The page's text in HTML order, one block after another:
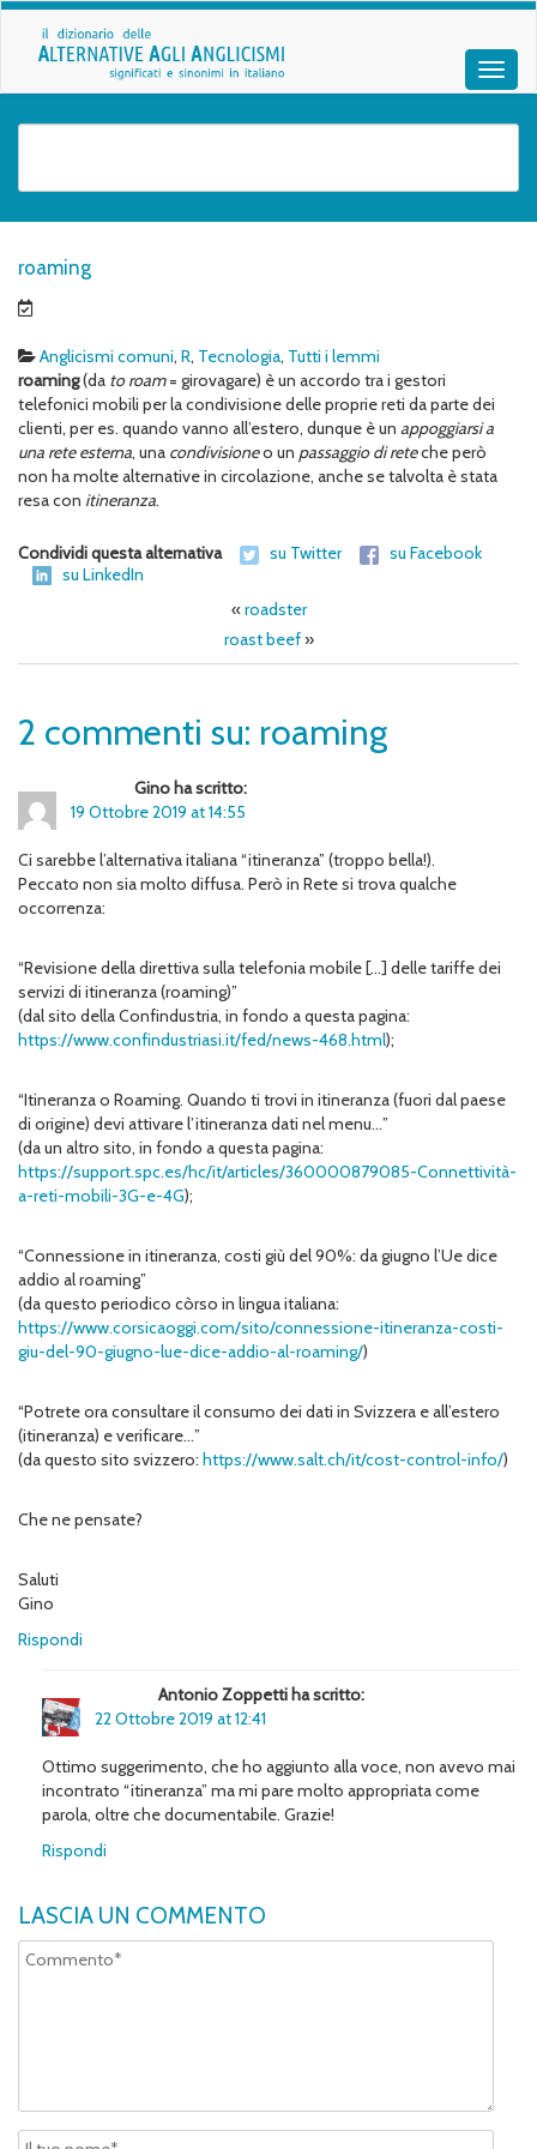
roaming
Anglicismi comuni, R, Tecnologia, Tutti i lemmi
roaming(da to roam= girovagare) è un accordo tra i gestori
telefonici mobili per la condivisione delle proprie reti da parte dei
clienti, per es. quando vanno all’estero, dunque è un appoggiarsi a
una rete esterna, una condivisioneo un passaggio di reteche però
non ha molte alternative in circolazione, anche se talvolta è stata
resa con itineranza.
Condividi questa alternativa su Twitter
su Facebook
su LinkedIn
«roadster
roast beef»
2 commenti su: roaming
Gino ha scritto:
19 Ottobre 2019 at 14:55
Ci sarebbe l’alternativa italiana “itineranza” (troppo bella!).
Peccato non sia molto diffusa. Però in Rete si trova qualche
occorrenza:
“Revisione della direttiva sulla telefonia mobile […] delle tariffe dei
servizi di itineranza (roaming)”
(dal sito della Confindustria, in fondo a questa pagina:
https://www.confindustriasi.it/fed/news-468.html);
“Itineranza o Roaming. Quando ti trovi in itineranza (fuori dal paese
di origine) devi attivare l’itineranza dati nel menu…”
(da un altro sito, in fondo a questa pagina:
https://support.spc.es/hc/it/articles/360000879085-Connettività-
a-reti-mobili-3G-e-4G);
“Connessione in itineranza, costi giù del 90%: da giugno l’Ue dice
addio al roaming”
(da questo periodico còrso in lingua italiana:
https://www.corsicaoggi.com/sito/connessione-itineranza-costi-
giu-del-90-giugno-lue-dice-addio-al-roaming/)
“Potrete ora consultare il consumo dei dati in Svizzera e all’estero
(itineranza) e verificare…”
(da questo sito svizzero: https://www.salt.ch/it/cost-control-info/)
Che ne pensate?
Saluti
Gino
Rispondi
Antonio Zoppetti ha scritto:
22 Ottobre 2019 at 12:41
Ottimo suggerimento, che ho aggiunto alla voce, non avevo mai
incontrato “itineranza” ma mi pare molto appropriata come
parola, oltre che documentabile. Grazie!
Rispondi
LASCIA UN COMMENTO